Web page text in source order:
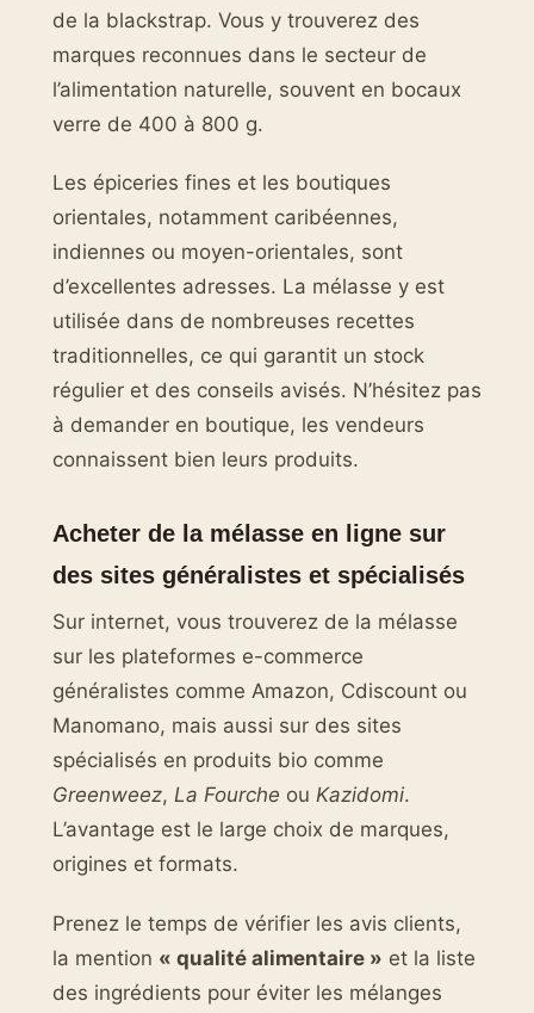
de la blackstrap. Vous y trouverez des
marques reconnues dans le secteur de
l’alimentation naturelle, souvent en bocaux
verre de 400 à 800 g.
Les épiceries fines et les boutiques
orientales, notamment caribéennes,
indiennes ou moyen-orientales, sont
d’excellentes adresses. La mélasse y est
utilisée dans de nombreuses recettes
traditionnelles, ce qui garantit un stock
régulier et des conseils avisés. N’hésitez pas
à demander en boutique, les vendeurs
connaissent bien leurs produits.
Acheter de la mélasse en ligne sur
des sites généralistes et spécialisés
Sur internet, vous trouverez de la mélasse
sur les plateformes e-commerce
généralistes comme Amazon, Cdiscount ou
Manomano, mais aussi sur des sites
spécialisés en produits bio comme
Greenweez, La Fourche ou Kazidomi.
L’avantage est le large choix de marques,
origines et formats.
Prenez le temps de vérifier les avis clients,
la mention « qualité alimentaire » et la liste
des ingrédients pour éviter les mélanges